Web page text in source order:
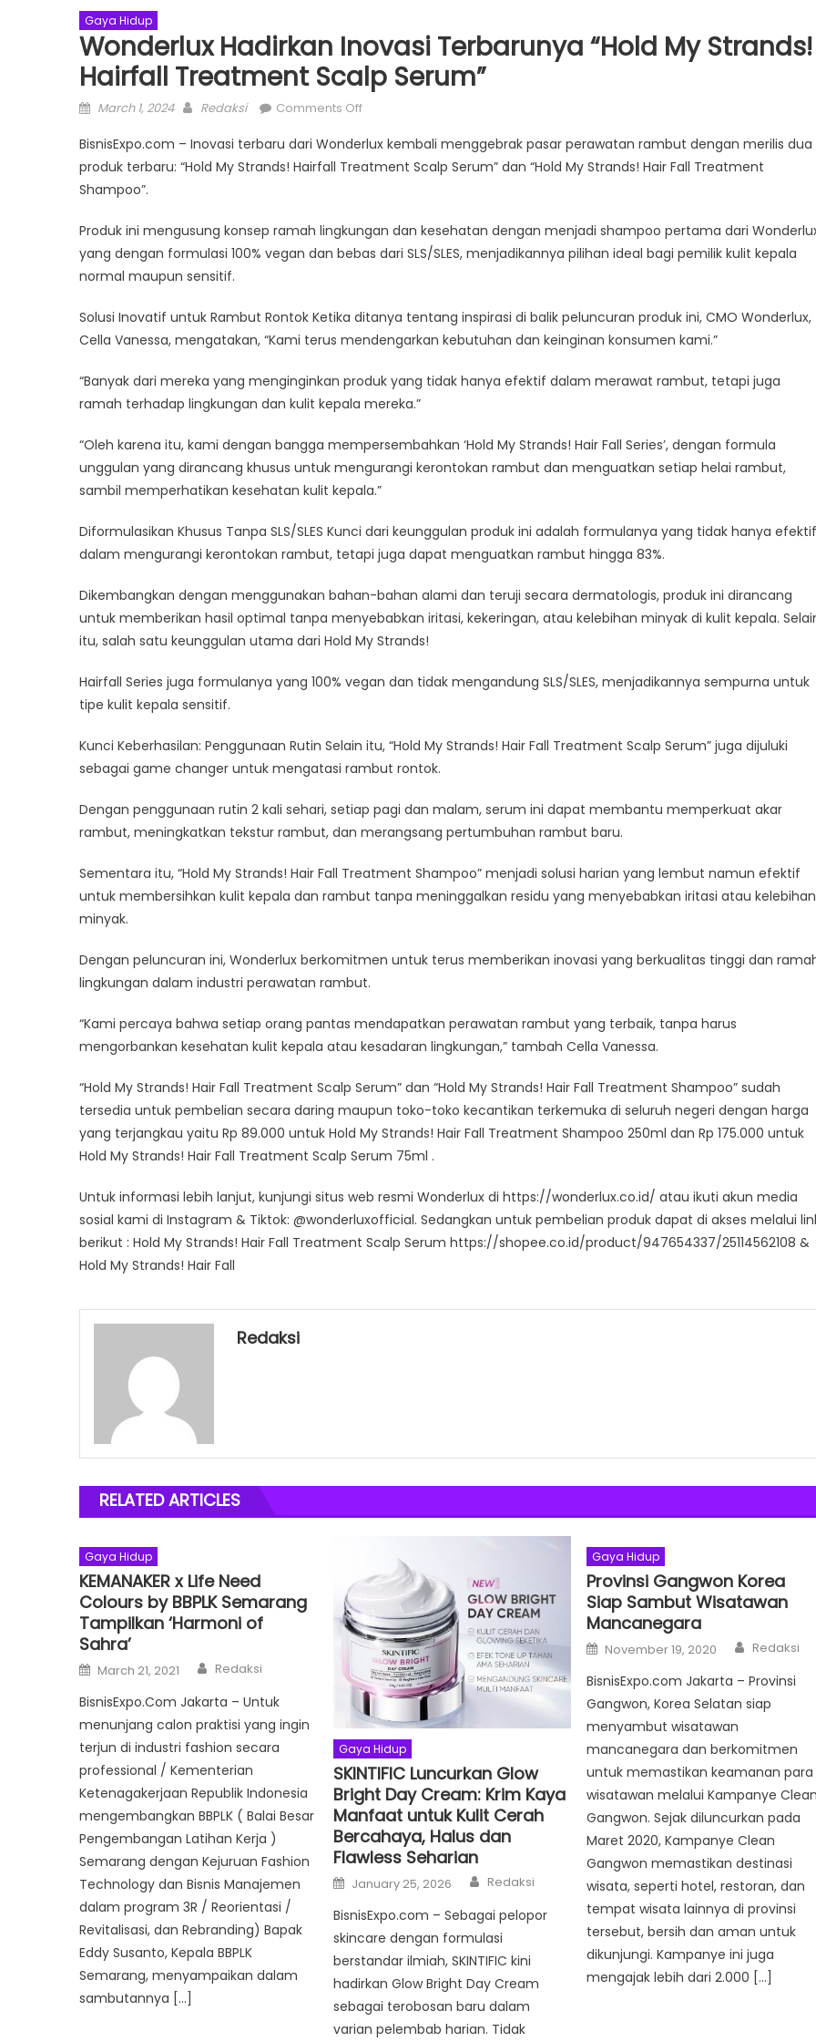
Gaya Hidup
Wonderlux Hadirkan Inovasi Terbarunya “Hold My Strands!
Hairfall Treatment Scalp Serum”
Posted
March 1, 2024 Author
Redaksi Comments Offon
Hadirkan
Inovasi
My
Strands!
Scalp
Serum”
BisnisExpo.com – Inovasi terbaru dari Wonderlux kembali menggebrak pasar perawatan rambut dengan merilis dua
produk terbaru: “Hold My Strands! Hairfall Treatment Scalp Serum” dan “Hold My Strands! Hair Fall Treatment
Shampoo”.
Produk ini mengusung konsep ramah lingkungan dan kesehatan dengan menjadi shampoo pertama dari
yang dengan formulasi 100% vegan dan bebas dari SLS/SLES, menjadikannya pilihan ideal bagi pemilik kulit kepala
normal maupun sensitif.
Solusi Inovatif untuk Rambut Rontok Ketika ditanya tentang inspirasi di balik peluncuran produk ini, CMO Wonderlux,
Cella Vanessa, mengatakan, “Kami terus mendengarkan kebutuhan dan keinginan konsumen kami.”
“Banyak dari mereka yang menginginkan produk yang tidak hanya efektif dalam merawat rambut, tetapi juga
ramah terhadap lingkungan dan kulit kepala mereka.”
“Oleh karena itu, kami dengan bangga mempersembahkan ‘Hold My Strands! Hair Fall Series’, dengan formula
unggulan yang dirancang khusus untuk mengurangi kerontokan rambut dan menguatkan setiap helai rambut,
sambil memperhatikan kesehatan kulit kepala.”
Diformulasikan Khusus Tanpa SLS/SLES Kunci dari keunggulan produk ini adalah formulanya yang tidak hanya efektif
dalam mengurangi kerontokan rambut, tetapi juga dapat menguatkan rambut hingga 83%.
Dikembangkan dengan menggunakan bahan-bahan alami dan teruji secara dermatologis, produk ini dirancang
untuk memberikan hasil optimal tanpa menyebabkan iritasi, kekeringan, atau kelebihan minyak di kulit kepala.
itu, salah satu keunggulan utama dari Hold My Strands!
Hairfall Series juga formulanya yang 100% vegan dan tidak mengandung SLS/SLES, menjadikannya sempurna untuk
tipe kulit kepala sensitif.
Kunci Keberhasilan: Penggunaan Rutin Selain itu, “Hold My Strands! Hair Fall Treatment Scalp Serum” juga dijuluki
sebagai game changer untuk mengatasi rambut rontok.
Dengan penggunaan rutin 2 kali sehari, setiap pagi dan malam, serum ini dapat membantu memperkuat akar
rambut, meningkatkan tekstur rambut, dan merangsang pertumbuhan rambut baru.
Sementara itu, “Hold My Strands! Hair Fall Treatment Shampoo” menjadi solusi harian yang lembut namun efektif
untuk membersihkan kulit kepala dan rambut tanpa meninggalkan residu yang menyebabkan iritasi atau kelebihan
minyak.
Dengan peluncuran ini, Wonderlux berkomitmen untuk terus memberikan inovasi yang berkualitas tinggi dan
lingkungan dalam industri perawatan rambut.
“Kami percaya bahwa setiap orang pantas mendapatkan perawatan rambut yang terbaik, tanpa harus
mengorbankan kesehatan kulit kepala atau kesadaran lingkungan,” tambah Cella Vanessa.
“Hold My Strands! Hair Fall Treatment Scalp Serum” dan “Hold My Strands! Hair Fall Treatment Shampoo” sudah
tersedia untuk pembelian secara daring maupun toko-toko kecantikan terkemuka di seluruh negeri dengan harga
yang terjangkau yaitu Rp 89.000 untuk Hold My Strands! Hair Fall Treatment Shampoo 250ml dan Rp 175.000 untuk
Hold My Strands! Hair Fall Treatment Scalp Serum 75ml .
Untuk informasi lebih lanjut, kunjungi situs web resmi Wonderlux di https://wonderlux.co.id/ atau ikuti akun media
sosial kami di Instagram & Tiktok: @wonderluxofficial. Sedangkan untuk pembelian produk dapat di akses melalui
berikut : Hold My Strands! Hair Fall Treatment Scalp Serum https://shopee.co.id/product/947654337/25114562108 &
Hold My Strands! Hair Fall
Redaksi
RELATED ARTICLES
Gaya Hidup
KEMANAKER x Life Need
Colours by BBPLK Semarang
Tampilkan ‘Harmoni of
Sahra’
Posted
on
March 21, 2021 Author
Redaksi
BisnisExpo.Com Jakarta – Untuk
menunjang calon praktisi yang ingin
terjun di industri fashion secara
professional / Kementerian
Ketenagakerjaan Republik Indonesia
mengembangkan BBPLK ( Balai Besar
Pengembangan Latihan Kerja )
Semarang dengan Kejuruan Fashion
Technology dan Bisnis Manajemen
dalam program 3R / Reorientasi /
Revitalisasi, dan Rebranding) Bapak
Eddy Susanto, Kepala BBPLK
Semarang, menyampaikan dalam
sambutannya […]
Gaya Hidup
SKINTIFIC Luncurkan Glow
Bright Day Cream: Krim Kaya
Manfaat untuk Kulit Cerah
Bercahaya, Halus dan
Flawless Seharian
Posted
on
January 25, 2026 Author
Redaksi
BisnisExpo.com – Sebagai pelopor
skincare dengan formulasi
berstandar ilmiah, SKINTIFIC kini
hadirkan Glow Bright Day Cream
sebagai terobosan baru dalam
varian pelembab harian. Tidak
Gaya Hidup
Provinsi Gangwon Korea
Siap Sambut Wisatawan
Mancanegara
Posted
on
November 19, 2020 Author
Redaksi
BisnisExpo.com Jakarta – Provinsi
Gangwon, Korea Selatan siap
menyambut wisatawan
mancanegara dan berkomitmen
untuk memastikan keamanan para
wisatawan melalui Kampanye
Gangwon. Sejak diluncurkan pada
Maret 2020, Kampanye Clean
Gangwon memastikan destinasi
wisata, seperti hotel, restoran, dan
tempat wisata lainnya di provinsi
tersebut, bersih dan aman untuk
dikunjungi. Kampanye ini juga
mengajak lebih dari 2.000 […]